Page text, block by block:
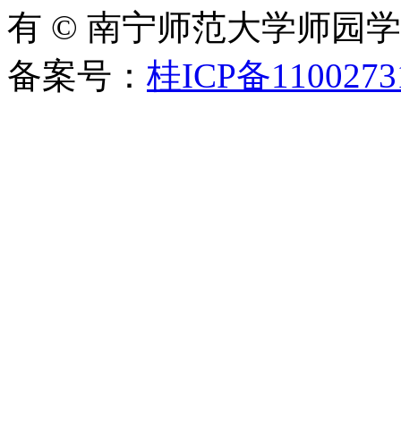
有 © 南宁师范大学师园
备案号： 桂ICP备